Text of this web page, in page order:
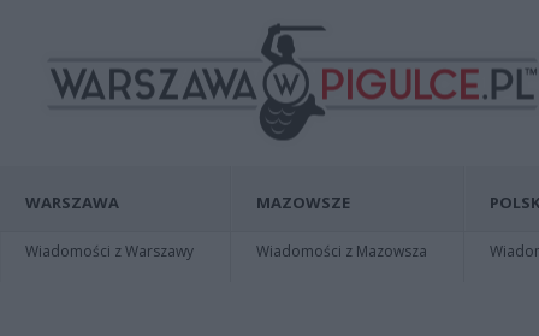
WARSZAWA
Wiadomości z Warszawy
MAZOWSZE
Wiadomości z Mazowsza